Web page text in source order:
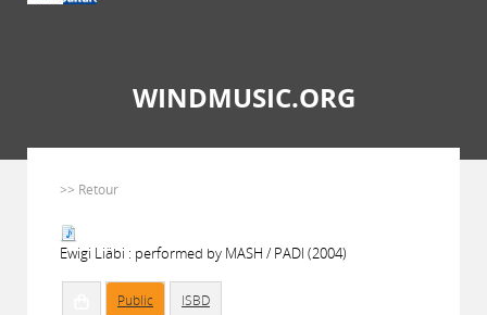
WINDMUSIC.ORG
>> Retour
Ewigi Liäbi : performed by MASH / PADI (2004)
Public ISBD